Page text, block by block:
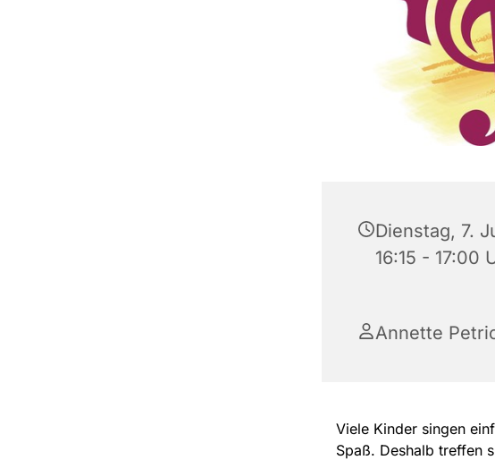
Dienstag, 7.
16:15 - 17:00
Annette
Viele Kinder singen
Spaß. Deshalb treffen